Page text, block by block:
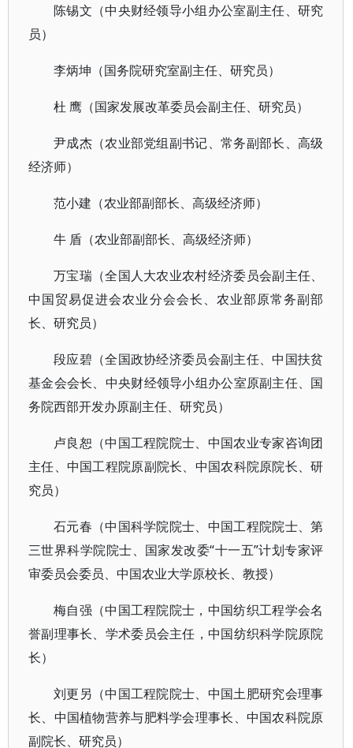
陈锡文（中央财经领导小组办公室副主任、研究
员）
李炳坤（国务院研究室副主任、研究员）
杜 鹰（国家发展改革委员会副主任、研究员）
尹成杰（农业部党组副书记、常务副部长、高级
经济师）
范小建（农业部副部长、高级经济师）
牛 盾（农业部副部长、高级经济师）
万宝瑞（全国人大农业农村经济委员会副主任、
中国贸易促进会农业分会会长、农业部原常务副部
长、研究员）
段应碧（全国政协经济委员会副主任、中国扶贫
基金会会长、中央财经领导小组办公室原副主任、国
务院西部开发办原副主任、研究员）
卢良恕（中国工程院院士、中国农业专家咨询团
主任、中国工程院原副院长、中国农科院原院长、研
究员）
石元春（中国科学院院士、中国工程院院士、第
三世界科学院院士、国家发改委“十一五”计划专家评
审委员会委员、中国农业大学原校长、教授）
梅自强（中国工程院院士，中国纺织工程学会名
誉副理事长、学术委员会主任，中国纺织科学院原院
长）
刘更另（中国工程院院士、中国土肥研究会理事
长、中国植物营养与肥料学会理事长、中国农科院原
副院长、研究员）